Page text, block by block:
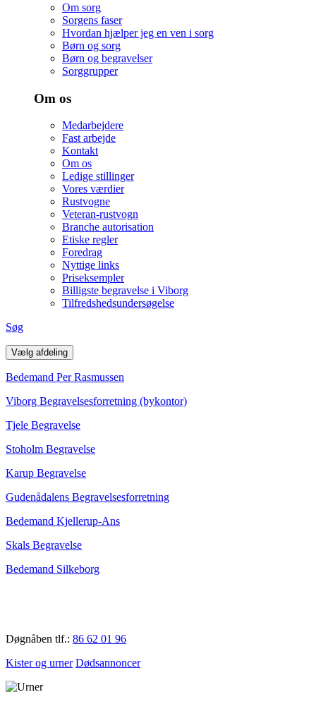
Om sorg
Sorgens faser
Hvordan hjælper jeg en ven i sorg
Børn og sorg
Børn og begravelser
Sorggrupper
Om os
Medarbejdere
Fast arbejde
Kontakt
Om os
Ledige stillinger
Vores værdier
Rustvogne
Veteran-rustvogn
Branche autorisation
Etiske regler
Foredrag
Nyttige links
Priseksempler
Billigste begravelse i Viborg
Tilfredshedsundersøgelse
Søg
Vælg afdeling
Bedemand Per Rasmussen
Viborg Begravelsesforretning (bykontor)
Tjele Begravelse
Stoholm Begravelse
Karup Begravelse
Gudenådalens Begravelsesforretning
Bedemand Kjellerup-Ans
Skals Begravelse
Bedemand Silkeborg
Døgnåben tlf.: 86 62 01 96
Kister og urner Dødsannoncer